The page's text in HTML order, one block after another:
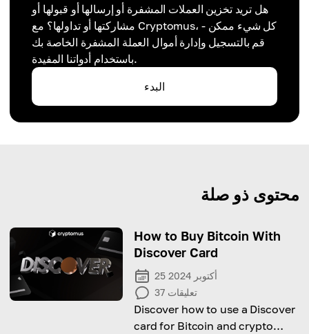
هل تريد تخزين العملات المشفرة أو إرسالها أو قبولها أو
مشاركتها أو تداولها؟ مع Cryptomus، كل شيء ممكن -
قم بالتسجيل وإدارة أموال العملة المشفرة الخاصة بك
باستخدام أدواتنا المفيدة.
البدء
محتوى ذو صلة
How to Buy Bitcoin With
Discover Card
25 أكتوبر 2024
37 تعليقات
Discover how to use a Discover
card for Bitcoin and crypto